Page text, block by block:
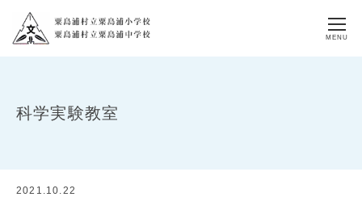
MENU
科学実験教室
2021.10.22